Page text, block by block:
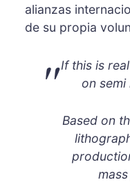
alianzas
de su propia
If this is
on
Based on